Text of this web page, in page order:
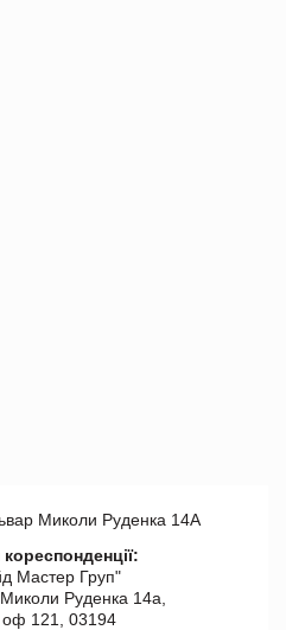
Миколи Руденка 14А
Мастер Груп"
Руденка 14а,
оф 121, 03194